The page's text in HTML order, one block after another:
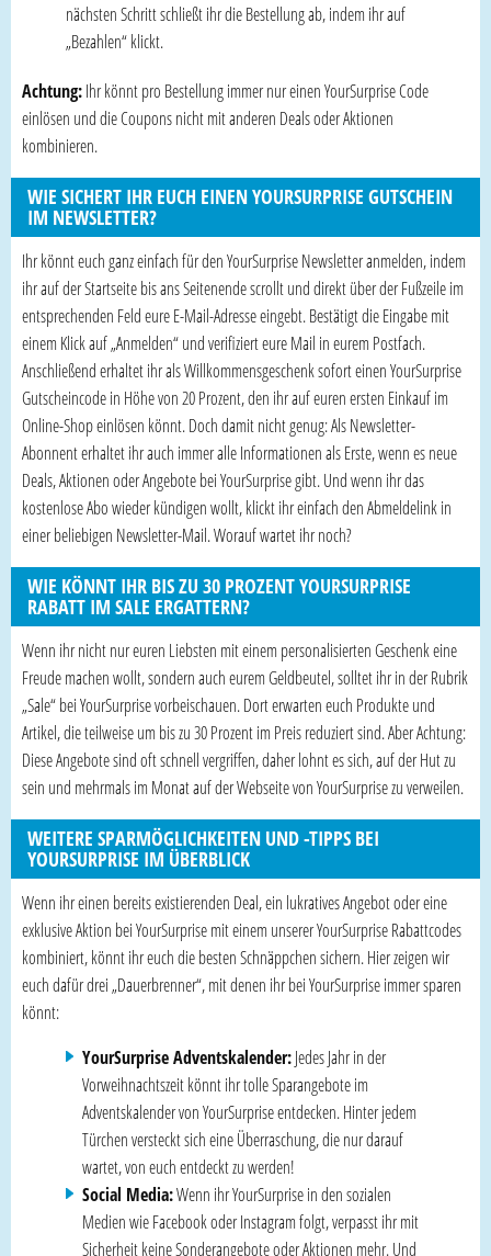
nächsten Schritt schließt ihr die Bestellung ab, indem ihr auf
„Bezahlen“ klickt.
Achtung:Ihr könnt pro Bestellung immer nur einen YourSurprise Code
einlösen und die Coupons nicht mit anderen Deals oder Aktionen
kombinieren.
WIE SICHERT IHR EUCH EINEN YOURSURPRISE GUTSCHEIN
IM NEWSLETTER?
Ihr könnt euch ganz einfach für den YourSurprise Newsletter anmelden, indem
ihr auf der Startseite bis ans Seitenende scrollt und direkt über der Fußzeile im
entsprechenden Feld eure E-Mail-Adresse eingebt. Bestätigt die Eingabe mit
einem Klick auf „Anmelden“ und verifiziert eure Mail in eurem Postfach.
Anschließend erhaltet ihr als Willkommensgeschenk sofort einen YourSurprise
Gutscheincode in Höhe von 20 Prozent, den ihr auf euren ersten Einkauf im
Online-Shop einlösen könnt. Doch damit nicht genug: Als Newsletter-
Abonnent erhaltet ihr auch immer alle Informationen als Erste, wenn es neue
Deals, Aktionen oder Angebote bei YourSurprise gibt. Und wenn ihr das
kostenlose Abo wieder kündigen wollt, klickt ihr einfach den Abmeldelink in
einer beliebigen Newsletter-Mail. Worauf wartet ihr noch?
WIE KÖNNT IHR BIS ZU 30 PROZENT YOURSURPRISE
RABATT IM SALE ERGATTERN?
Wenn ihr nicht nur euren Liebsten mit einem personalisierten Geschenk eine
Freude machen wollt, sondern auch eurem Geldbeutel, solltet ihr in der Rubrik
„Sale“ bei YourSurprise vorbeischauen. Dort erwarten euch Produkte und
Artikel, die teilweise um bis zu 30 Prozent im Preis reduziert sind. Aber Achtung:
Diese Angebote sind oft schnell vergriffen, daher lohnt es sich, auf der Hut zu
sein und mehrmals im Monat auf der Webseite von YourSurprise zu verweilen.
WEITERE SPARMÖGLICHKEITEN UND -TIPPS BEI
YOURSURPRISE IM ÜBERBLICK
Wenn ihr einen bereits existierenden Deal, ein lukratives Angebot oder eine
exklusive Aktion bei YourSurprise mit einem unserer YourSurprise Rabattcodes
kombiniert, könnt ihr euch die besten Schnäppchen sichern. Hier zeigen wir
euch dafür drei „Dauerbrenner“, mit denen ihr bei YourSurprise immer sparen
könnt:
YourSurprise Adventskalender:Jedes Jahr in der
Vorweihnachtszeit könnt ihr tolle Sparangebote im
Adventskalender von YourSurprise entdecken. Hinter jedem
Türchen versteckt sich eine Überraschung, die nur darauf
wartet, von euch entdeckt zu werden!
Social Media:Wenn ihr YourSurprise in den sozialen
Medien wie Facebook oder Instagram folgt, verpasst ihr mit
Sicherheit keine Sonderangebote oder Aktionen mehr. Und